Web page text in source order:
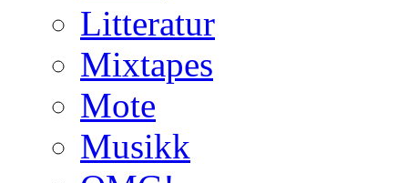
Litteratur
Mixtapes
Mote
Musikk